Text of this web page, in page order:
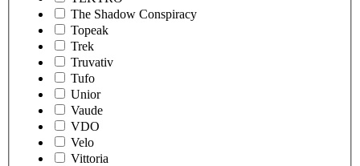
The Shadow Conspiracy
Topeak
Trek
Truvativ
Tufo
Unior
Vaude
VDO
Velo
Vittoria